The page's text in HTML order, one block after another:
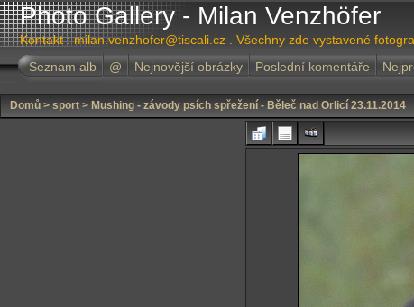
Photo Gallery - Milan Venzhöfer
Kontakt : milan.venzhofer@tiscali.cz . Všechny zde vystavené
Seznam alb
@ Nejnovější obrázky Poslední komentáře
Domů > sport > Mushing - závody psích spřežení - Běleč nad Orlicí 23.11.2014